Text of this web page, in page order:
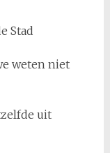
Stad
weten niet
uit